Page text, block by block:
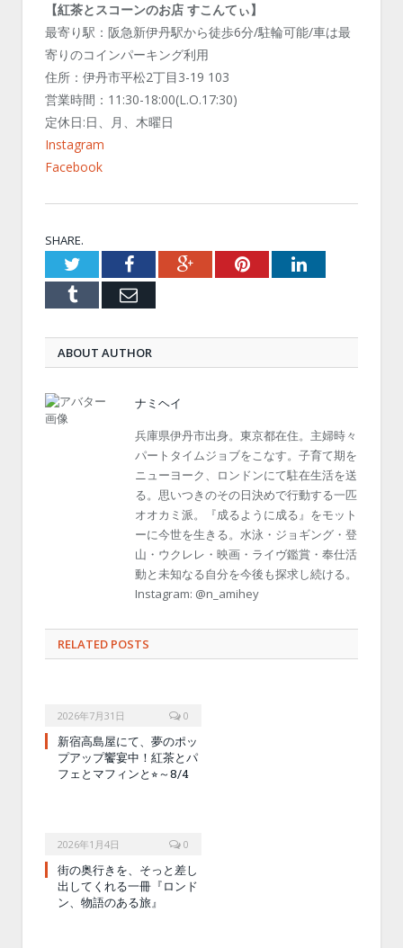
【紅茶とスコーンのお店 すこんてぃ】
最寄り駅：阪急新伊丹駅から徒歩6分/駐輪可能/車は最
寄りのコインパーキング利用
住所：伊丹市平松2丁目3-19 103
営業時間：11:30-18:00(L.O.17:30)
定休日:日、月、木曜日
Instagram
Facebook
SHARE.
TwitterFacebookGoogle+PinterestLinkedIn
Tumblr Email
ABOUT AUTHOR
ナミヘイ
兵庫県伊丹市出身。東京都在住。主婦時々
パートタイムジョブをこなす。子育て期を
ニューヨーク、ロンドンにて駐在生活を送
る。思いつきのその日決めで行動する一匹
オオカミ派。『成るように成る』をモット
ーに今世を生きる。水泳・ジョギング・登
山・ウクレレ・映画・ライヴ鑑賞・奉仕活
動と未知なる自分を今後も探求し続ける。
Instagram: @n_amihey
RELATED POSTS
2026年7月31日 0
新宿高島屋にて、夢のポッ
プアップ饗宴中！紅茶とパ
フェとマフィンと⭐︎～8/4
2026年1月4日 0
街の奥行きを、そっと差し
出してくれる一冊『ロンド
ン、物語のある旅』